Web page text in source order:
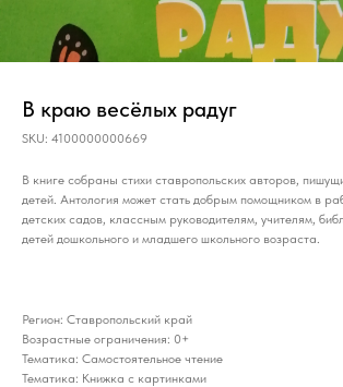
В краю весёлых радуг
SKU: 4100000000669
В книге собраны стихи ставропольских авторов,
детей. Антология может стать добрым помощником в
детских садов, классным руководителям, учителям,
детей дошкольного и младшего школьного возраста.
Регион: Ставропольский край
Возрастные ограничения: 0+
Тематика: Самостоятельное чтение
Тематика: Книжка с картинками